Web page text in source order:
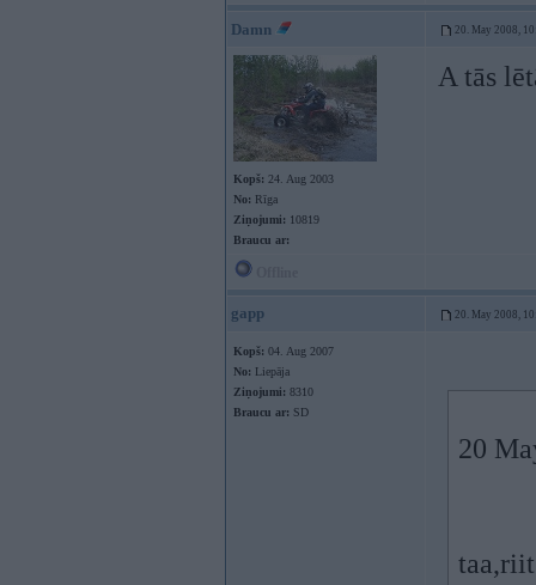
Damn 20. May 2008,
Kopš: 24. Aug 2003
No: Rīga
Ziņojumi: 10819
Braucu ar:
A tās
gapp 20. May 2008,
Kopš: 04. Aug 2007
No: Liepāja
Ziņojumi: 8310
Braucu ar: SD
20